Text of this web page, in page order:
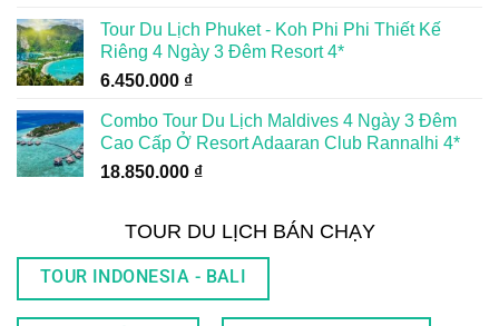
Tour Du Lịch Phuket - Koh Phi Phi Thiết Kế
Riêng 4 Ngày 3 Đêm Resort 4*
6.450.000 ₫
Combo Tour Du Lịch Maldives 4 Ngày 3 Đêm
Cao Cấp Ở Resort Adaaran Club Rannalhi 4*
18.850.000 ₫
TOUR DU LỊCH BÁN CHẠY
TOUR INDONESIA - BALI